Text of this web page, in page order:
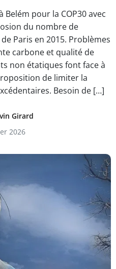
Belém pour la COP30 avec
du nombre de
Paris en 2015. Problèmes
carbone et qualité de
non étatiques font face à
de limiter la
Besoin de […]
Girard
2026